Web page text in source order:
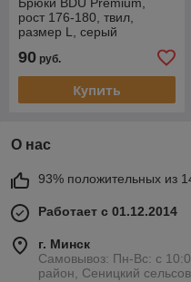
Брюки BDU Premium,
рост 176-180, твил,
размер L, серый
90 руб.
Купить
О нас
93% положительных из
Работает с 01.12.2014
г. Минск
Самовывоз: Пн-Вс: с
район, Сеницкий